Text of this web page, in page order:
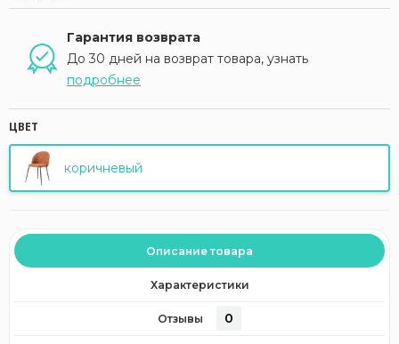
Гарантия возврата
До 30 дней на возврат товара, узнать
подробнее
ЦВЕТ
коричневый
Описание товара
Характеристики
Отзывы 0